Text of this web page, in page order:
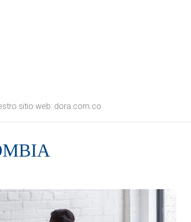
sitio web: dora.com.co